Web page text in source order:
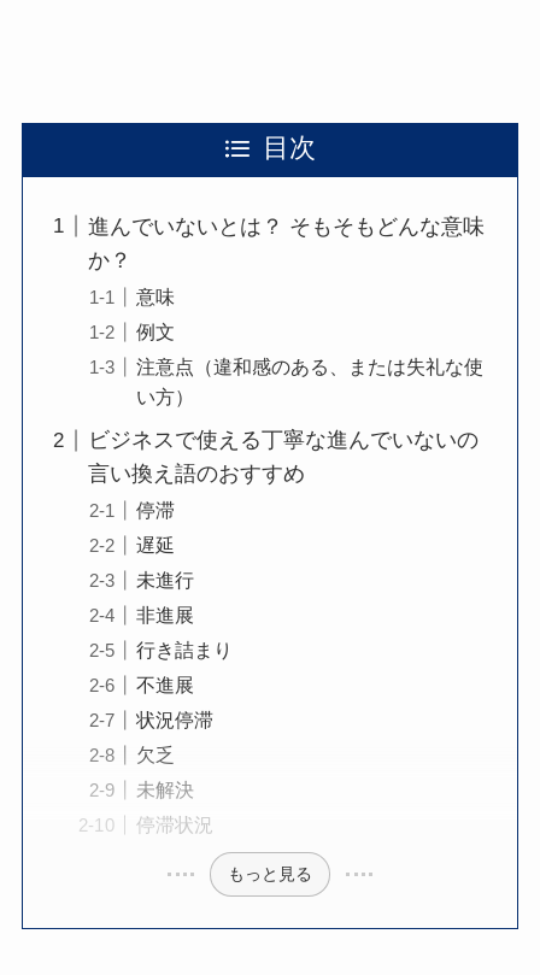
目次
進んでいないとは？ そもそもどんな意味
か？
意味
例文
注意点（違和感のある、または失礼な使
い方）
ビジネスで使える丁寧な進んでいないの
言い換え語のおすすめ
停滞
遅延
未進行
非進展
行き詰まり
不進展
状況停滞
欠乏
未解決
停滞状況
もっと見る